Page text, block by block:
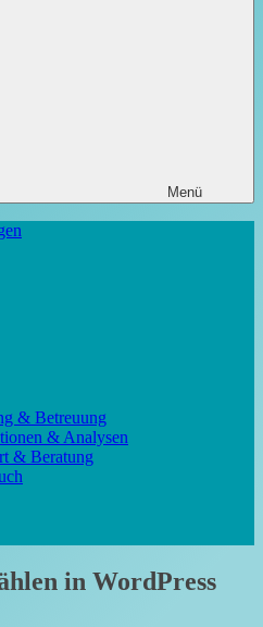
Menü
& Betreuung
& Analysen
& Beratung
in WordPress